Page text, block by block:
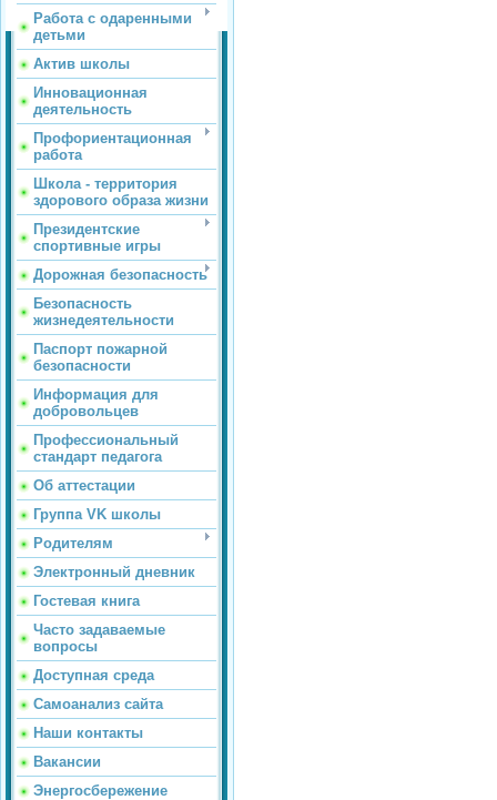
Работа с одаренными
детьми
Актив школы
Инновационная
деятельность
Профориентационная
работа
Школа - территория
здорового образа жизни
Президентские
спортивные игры
Дорожная безопасность
Безопасность
жизнедеятельности
Паспорт пожарной
безопасности
Информация для
добровольцев
Профессиональный
стандарт педагога
Об аттестации
Группа VK школы
Родителям
Электронный дневник
Гостевая книга
Часто задаваемые
вопросы
Доступная среда
Самоанализ сайта
Наши контакты
Вакансии
Энергосбережение